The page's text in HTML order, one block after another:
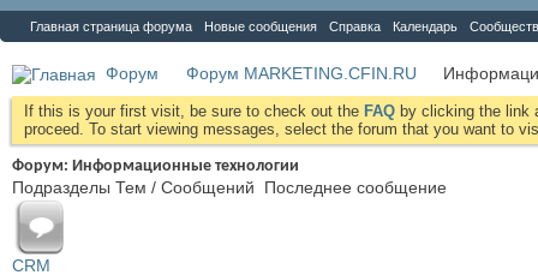
Главная страница форума Новые сообщения Справка Календарь
Форум Форум MARKETING.CFIN.RU
If this is your first visit, be sure to check out the FAQ by clicking the link
proceed. To start viewing messages, select the forum that you want to
Форум: Информационные технологии
Подразделы Тем / Сообщений Последнее сообщение
CRM